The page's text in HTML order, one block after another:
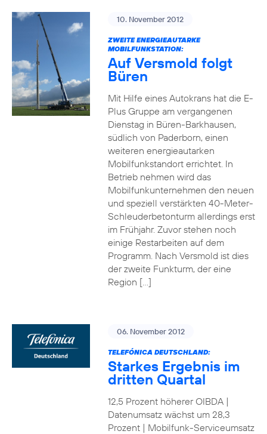
10. November 2012
ZWEITE ENERGIEAUTARKE
MOBILFUNKSTATION:
Auf Versmold folgt
Büren
Mit Hilfe eines Autokrans hat die E-
Plus Gruppe am vergangenen
Dienstag in Büren-Barkhausen,
südlich von Paderborn, einen
weiteren energieautarken
Mobilfunkstandort errichtet. In
Betrieb nehmen wird das
Mobilfunkunternehmen den neuen
und speziell verstärkten 40-Meter-
Schleuderbetonturm allerdings erst
im Frühjahr. Zuvor stehen noch
einige Restarbeiten auf dem
Programm. Nach Versmold ist dies
der zweite Funkturm, der eine
Region […]
06. November 2012
TELEFÓNICA DEUTSCHLAND:
Starkes Ergebnis im
dritten Quartal
12,5 Prozent höherer OIBDA |
Datenumsatz wächst um 28,3
Prozent | Mobilfunk-Serviceumsatz